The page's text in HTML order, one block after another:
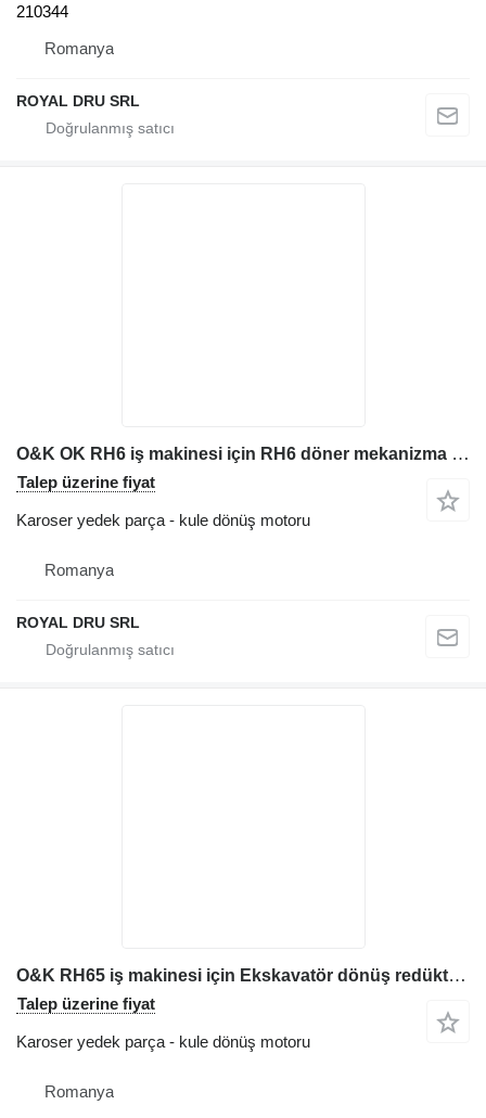
210344
Romanya
ROYAL DRU SRL
O&K OK RH6 iş makinesi için RH6 döner mekanizma – ikinci el kule dönüş motoru
Talep üzerine fiyat
Karoser yedek parça - kule dönüş motoru
Romanya
ROYAL DRU SRL
O&K RH65 iş makinesi için Ekskavatör dönüş redüktörü kule dönüş motoru
Talep üzerine fiyat
Karoser yedek parça - kule dönüş motoru
Romanya